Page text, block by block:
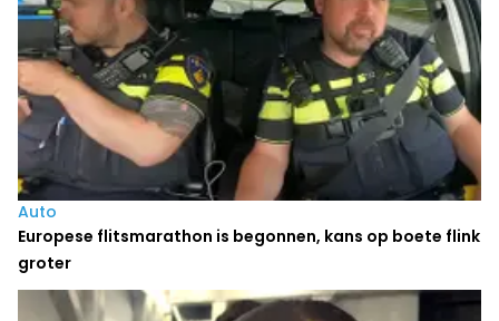
Auto
Europese flitsmarathon is begonnen, kans op boete flink
groter